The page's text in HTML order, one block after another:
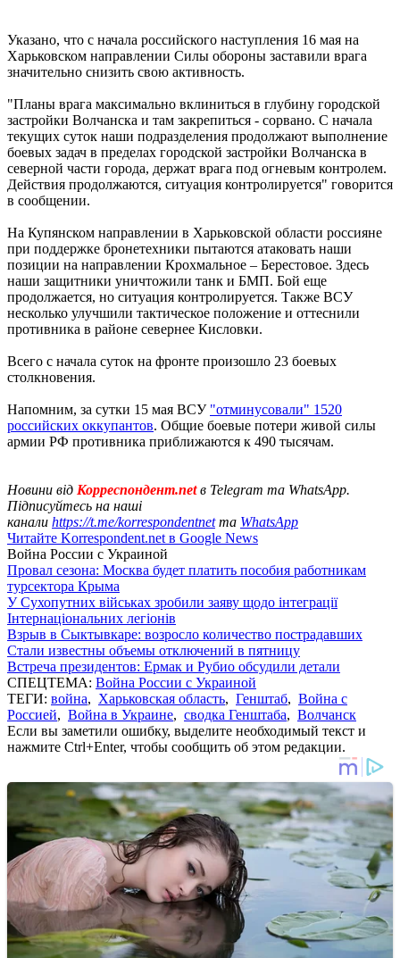
Указано, что с начала российского наступления 16 мая на
Харьковском направлении Силы обороны заставили врага
значительно снизить свою активность.
"Планы врага максимально вклиниться в глубину городской
застройки Волчанска и там закрепиться - сорвано. С начала
текущих суток наши подразделения продолжают выполнение
боевых задач в пределах городской застройки Волчанска в
северной части города, держат врага под огневым контролем.
Действия продолжаются, ситуация контролируется" говорится
в сообщении.
На Купянском направлении в Харьковской области россияне
при поддержке бронетехники пытаются атаковать наши
позиции на направлении Крохмальное – Берестовое. Здесь
наши защитники уничтожили танк и БМП. Бой еще
продолжается, но ситуация контролируется. Также ВСУ
несколько улучшили тактическое положение и оттеснили
противника в районе севернее Кисловки.
Всего с начала суток на фронте произошло 23 боевых
столкновения.
Напомним, за сутки 15 мая ВСУ "отминусовали" 1520
российских оккупантов. Общие боевые потери живой силы
армии РФ противника приближаются к 490 тысячам.
Новини від Корреспондент.netв Telegram та WhatsApp.
Підписуйтесь на наші
канали https://t.me/korrespondentnetта WhatsApp
Читайте Korrespondent.net в Google News
Война России с Украиной
Провал сезона: Москва будет платить пособия работникам
турсектора Крыма
У Сухопутних військах зробили заяву щодо інтеграції
Інтернаціональних легіонів
Взрыв в Сыктывкаре: возросло количество пострадавших
Стали известны объемы отключений в пятницу
Встреча президентов: Ермак и Рубио обсудили детали
СПЕЦТЕМА: Война России с Украиной
ТЕГИ: война, Харьковская область, Генштаб, Война с
Россией, Война в Украине, сводка Генштаба, Волчанск
Если вы заметили ошибку, выделите необходимый текст и
нажмите Ctrl+Enter, чтобы сообщить об этом редакции.